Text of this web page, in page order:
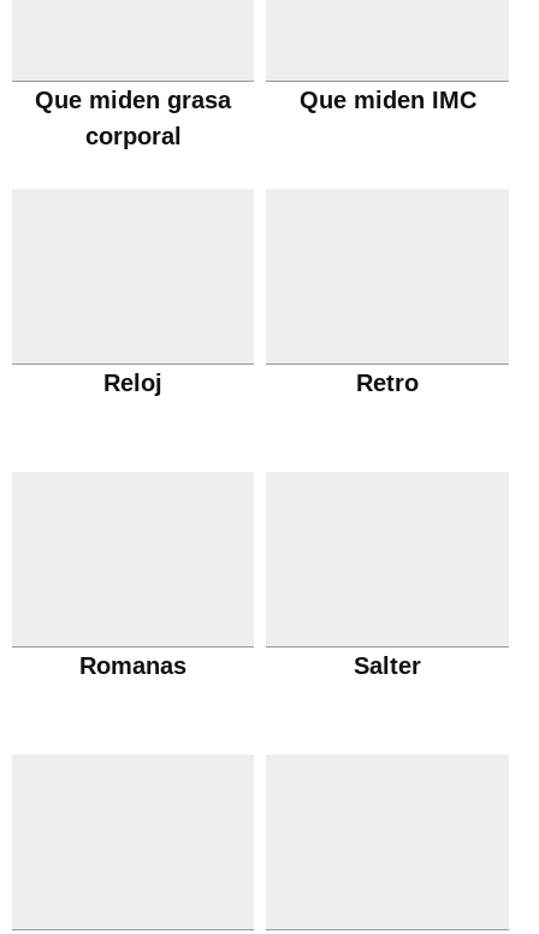
Que miden grasa
corporal
Que miden IMC
Reloj Retro
Romanas Salter